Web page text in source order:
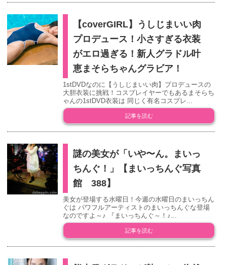
【coverGIRL】うしじまいい肉
プロデュース！小さすぎる衣装
がエロ過ぎる！新人グラドル叶
恵まそらちゃんグラビア！
1stDVDなのに【うしじまいい肉】プロデュースの
大胆衣装に挑戦！コスプレイヤーでもあるまそらち
ゃんの1stDVD衣装は 同じく有名コスプレ...
記事を読む
謎の美女が「いや〜ん。まいっ
ちんぐ！」【まいっちんぐ写真
館 388】
美女が登場する水曜日！今週の水曜日のまいっちん
ぐは パワフルアーティストのまいっちんぐな登場
なのですよ～♪ 『まいっちんぐ～！♪...
記事を読む